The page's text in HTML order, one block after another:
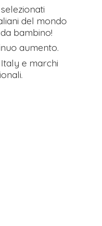
del mondo
bambino!
aumento.
e marchi